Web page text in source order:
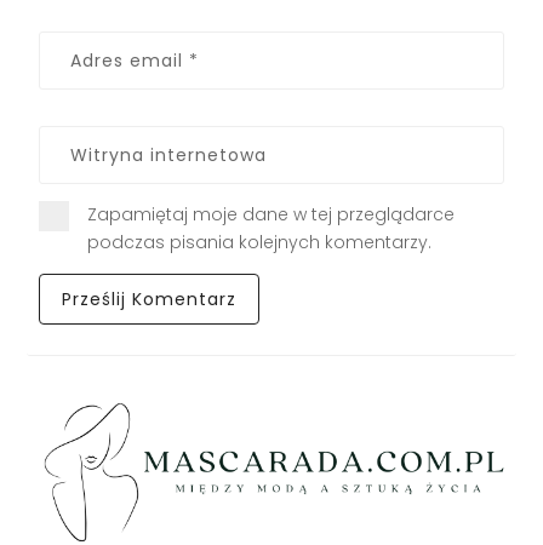
Zapamiętaj moje dane w tej przeglądarce
podczas pisania kolejnych komentarzy.